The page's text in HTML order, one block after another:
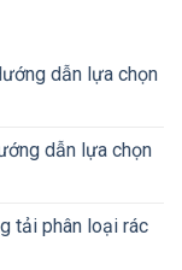
dẫn lựa chọn
dẫn lựa chọn
tải phân loại rác